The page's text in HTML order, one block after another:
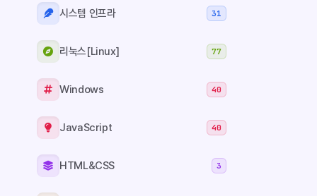
시스템 인프라 31
리눅스[Linux] 77
Windows 40
JavaScript 40
HTML&CSS 3